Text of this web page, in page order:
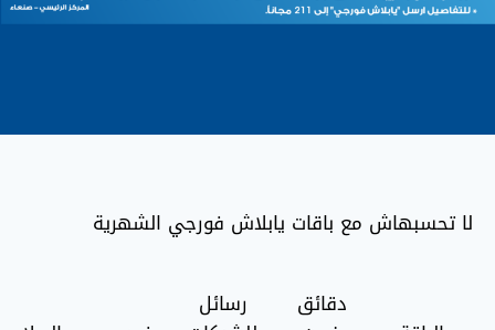
لا تحسبهاش مع باقات يابلاش فورجي الشهرية
دقائق
رسائل